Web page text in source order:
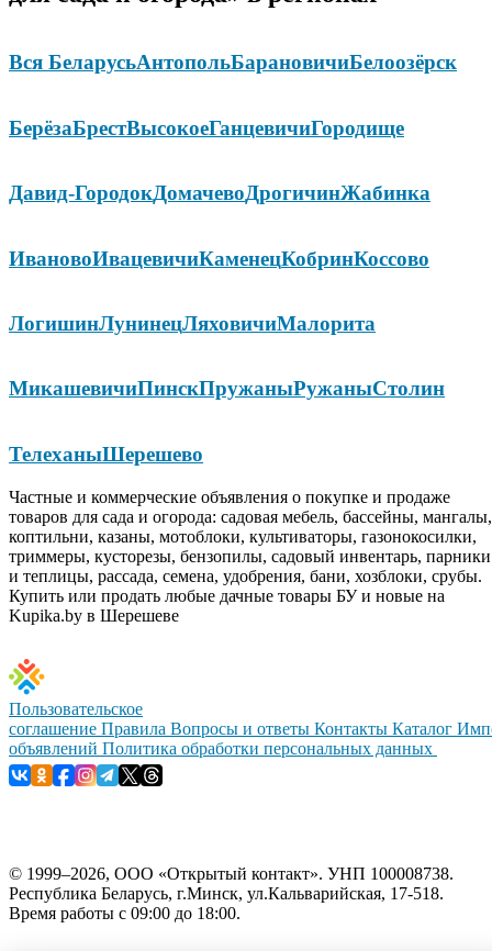
Вся БеларусьАнтопольБарановичиБелоозёрск
БерёзаБрестВысокоеГанцевичиГородище
Давид-ГородокДомачевоДрогичинЖабинка
ИвановоИвацевичиКаменецКобринКоссово
ЛогишинЛунинецЛяховичиМалорита
МикашевичиПинскПружаныРужаныСтолин
ТелеханыШерешево
Частные и коммерческие объявления о покупке и продаже
товаров для сада и огорода: садовая мебель, бассейны, мангалы,
коптильни, казаны, мотоблоки, культиваторы, газонокосилки,
триммеры, кусторезы, бензопилы, садовый инвентарь, парники
и теплицы, рассада, семена, удобрения, бани, хозблоки, срубы.
Купить или продать любые дачные товары БУ и новые на
Kupika.by в Шерешеве
Пользовательское
соглашение Правила Вопросы и ответы Контакты Каталог
объявлений Политика обработки персональных данных
© 1999–2026, ООО «Открытый контакт». УНП 100008738.
Республика Беларусь, г.Минск, ул.Кальварийская, 17-518.
Время работы с 09:00 до 18:00.